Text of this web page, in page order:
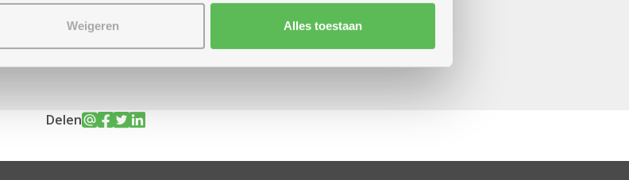
Weigeren Alles toestaan
Delen